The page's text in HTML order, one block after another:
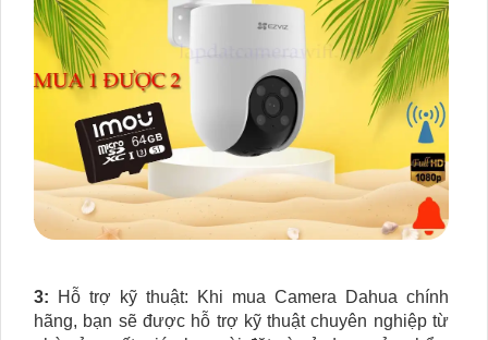
3: Hỗ trợ kỹ thuật: Khi mua Camera Dahua chính
hãng, bạn sẽ được hỗ trợ kỹ thuật chuyên nghiệp từ